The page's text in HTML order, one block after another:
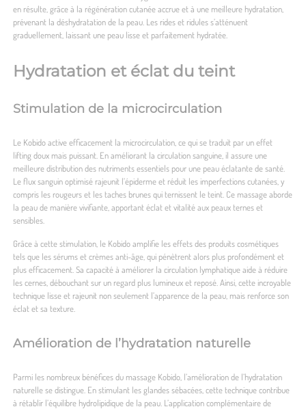
en résulte, grâce à la régénération cutanée accrue et à une meilleure hydratation,
prévenant la déshydratation de la peau. Les rides et ridules s’atténuent
graduellement, laissant une peau lisse et parfaitement hydratée.
Hydratation et éclat du teint
Stimulation de la microcirculation
Le Kobido active efficacement la microcirculation, ce qui se traduit par un effet
lifting doux mais puissant. En améliorant la circulation sanguine, il assure une
meilleure distribution des nutriments essentiels pour une peau éclatante de santé.
Le flux sanguin optimisé rajeunit l’épiderme et réduit les imperfections cutanées, y
compris les rougeurs et les taches brunes qui ternissent le teint. Ce massage aborde
la peau de manière vivifiante, apportant éclat et vitalité aux peaux ternes et
sensibles.
Grâce à cette stimulation, le Kobido amplifie les effets des produits cosmétiques
tels que les sérums et crèmes anti-âge, qui pénètrent alors plus profondément et
plus efficacement. Sa capacité à améliorer la circulation lymphatique aide à réduire
les cernes, débouchant sur un regard plus lumineux et reposé. Ainsi, cette incroyable
technique lisse et rajeunit non seulement l’apparence de la peau, mais renforce son
éclat et sa texture.
Amélioration de l’hydratation naturelle
Parmi les nombreux bénéfices du massage Kobido, l’amélioration de l’hydratation
naturelle se distingue. En stimulant les glandes sébacées, cette technique contribue
à rétablir l’équilibre hydrolipidique de la peau. L’application complémentaire de